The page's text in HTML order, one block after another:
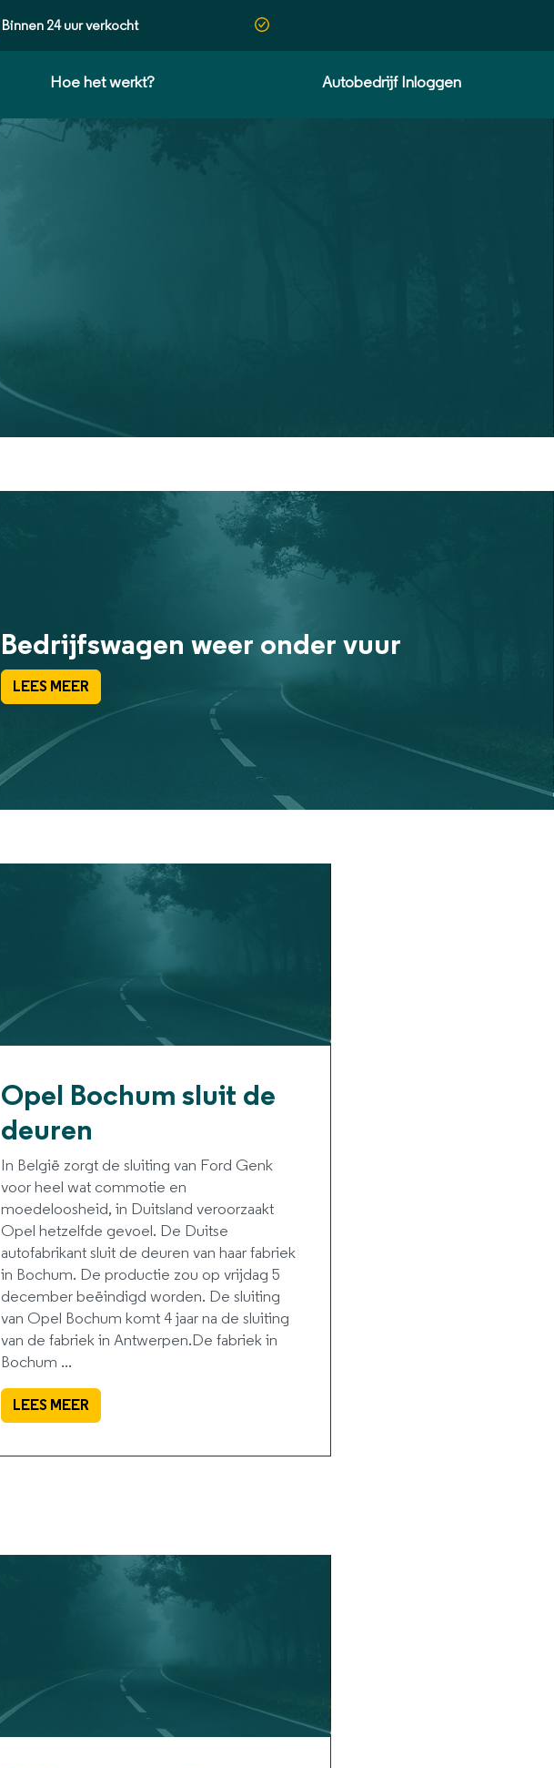
Binnen 24 uur verkocht
Hoe het werkt? Autobedrijf Inloggen
Bedrijfswagen weer onder vuur
LEES MEER
Opel Bochum sluit de
deuren
In België zorgt de sluiting van Ford Genk
voor heel wat commotie en
moedeloosheid, in Duitsland veroorzaakt
Opel hetzelfde gevoel. De Duitse
autofabrikant sluit de deuren van haar fabriek
in Bochum. De productie zou op vrijdag 5
december beëindigd worden. De sluiting
van Opel Bochum komt 4 jaar na de sluiting
van de fabriek in Antwerpen.De fabriek in
Bochum ...
LEES MEER